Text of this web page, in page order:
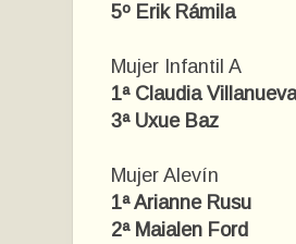
5º Erik Rámila
Mujer Infantil A
1ª Claudia
3ª Uxue Baz
Mujer Alevín
1ª Arianne Rusu
2ª Maialen Ford